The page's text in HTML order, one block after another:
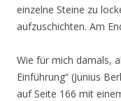
einzelne Steine zu
aufzuschichten. Am
Wie für mich damals,
Einführung“ (Junius
auf Seite 166 mit